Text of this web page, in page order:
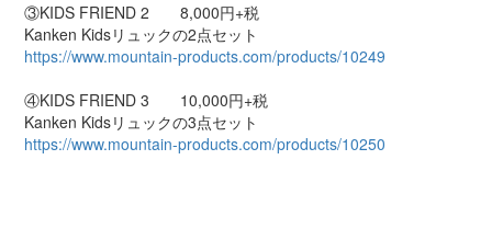
③KIDS FRIEND 2 8,000円+税
Kanken Kidsリュックの2点セット
https://www.mountain-products.com/products/10249
④KIDS FRIEND 3 10,000円+税
Kanken Kidsリュックの3点セット
https://www.mountain-products.com/products/10250